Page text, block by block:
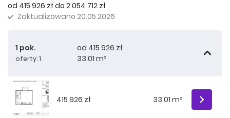
od 415 926 zł do 2 054 712 zł
Zaktualizowano 20.05.2026
1 pok.
oferty: 1
od 415 926 zł
33.01 m²
415 926 zł 33.01 m²